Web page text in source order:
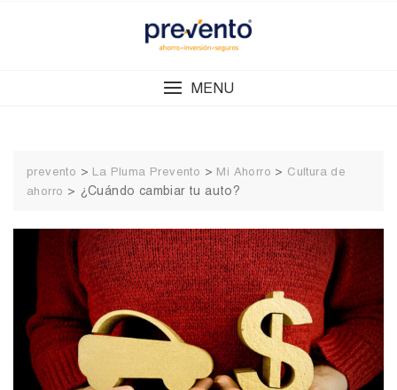
MENU
prevento > La Pluma Prevento > Mi Ahorro > Cultura de
ahorro > ¿Cuándo cambiar tu auto?